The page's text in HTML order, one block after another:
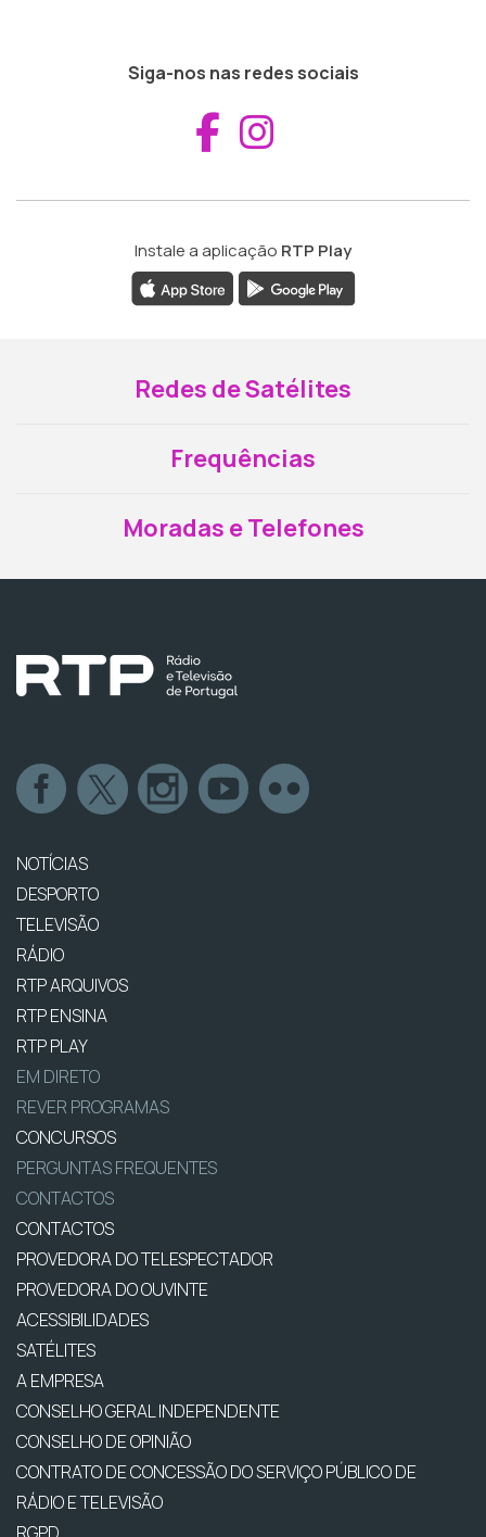
Siga-nos nas redes sociais
Aceder ao
Instale a aplicação RTP Play
Redes de Satélites
Frequências
Moradas e Telefones
NOTÍCIAS
DESPORTO
TELEVISÃO
RÁDIO
RTP ARQUIVOS
RTP ENSINA
RTP PLAY
EM DIRETO
REVER PROGRAMAS
CONCURSOS
PERGUNTAS FREQUENTES
CONTACTOS
CONTACTOS
PROVEDORA DO TELESPECTADOR
PROVEDORA DO OUVINTE
ACESSIBILIDADES
SATÉLITES
A EMPRESA
CONSELHO GERAL INDEPENDENTE
CONSELHO DE OPINIÃO
CONTRATO DE CONCESSÃO DO SERVIÇO PÚBLICO DE
RÁDIO E TELEVISÃO
RGPD